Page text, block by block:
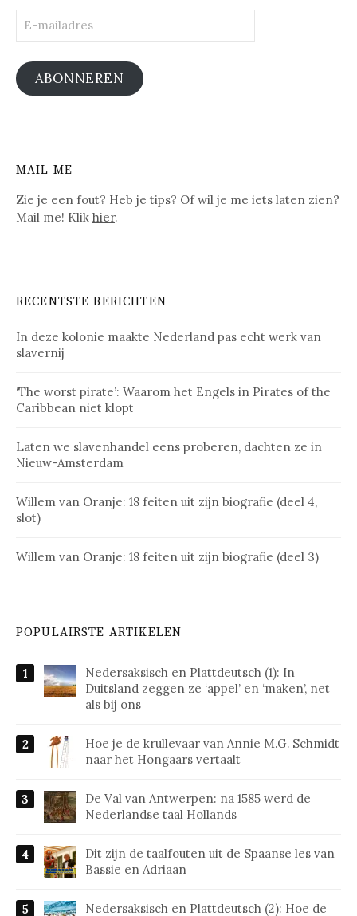
mailadres
ABONNEREN
MAIL ME
Zie je een fout? Heb je tips? Of wil je me iets laten zien?
Mail me! Klik hier.
RECENTSTE BERICHTEN
In deze kolonie maakte Nederland pas echt werk van
slavernij
‘The worst pirate’: Waarom het Engels in Pirates of the
Caribbean niet klopt
Laten we slavenhandel eens proberen, dachten ze in
Nieuw-Amsterdam
Willem van Oranje: 18 feiten uit zijn biografie (deel 4,
slot)
Willem van Oranje: 18 feiten uit zijn biografie (deel 3)
POPULAIRSTE ARTIKELEN
Nedersaksisch en Plattdeutsch (1): In
Duitsland zeggen ze ‘appel’ en ‘maken’, net
als bij ons
Hoe je de krullevaar van Annie M.G. Schmidt
naar het Hongaars vertaalt
De Val van Antwerpen: na 1585 werd de
Nederlandse taal Hollands
Dit zijn de taalfouten uit de Spaanse les van
Bassie en Adriaan
Nedersaksisch en Plattdeutsch (2): Hoe de